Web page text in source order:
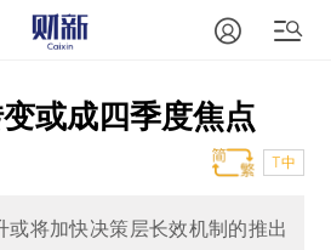
或成四季度焦点
T中
或将加快决策层长效机制的推出